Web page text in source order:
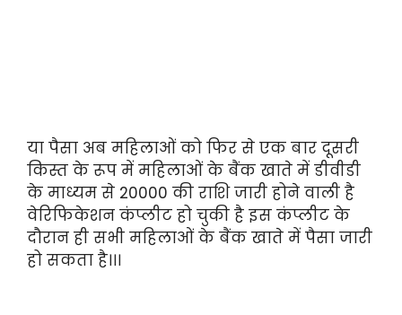
या पैसा अब महिलाओं को फिर से एक बार दूसरी
किस्त के रूप में महिलाओं के बैंक खाते में डीवीडी
के माध्यम से 20000 की राशि जारी होने वाली है
वेरिफिकेशन कंप्लीट हो चुकी है इस कंप्लीट के
दौरान ही सभी महिलाओं के बैंक खाते में पैसा जारी
हो सकता है।।।